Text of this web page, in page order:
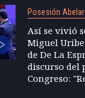
Posesión
Así se vivió
Miguel
de De La
discurso del
Congreso: